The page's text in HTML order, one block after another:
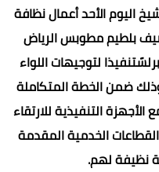
اليوم الأحد أعمال نظافة
بلطيم مطوبس الرياض
لتوجيهات اللواء
ضمن الخطة المتكاملة
التنفيذية للارتقاء
الخدمية المقدمة
نظيفة لهم.